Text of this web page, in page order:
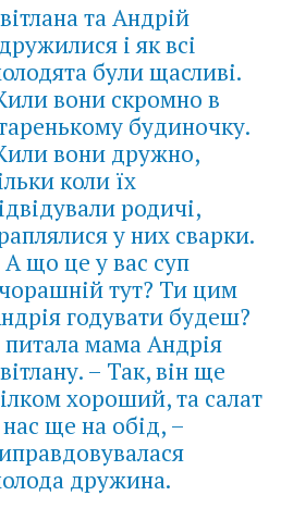
та Андрій
і як всі
були щасливі.
вони скромно в
будиночку.
вони дружно,
коли їх
родичі,
у них сварки.
А що це у вас суп
тут? Ти цим
годувати будеш?
питала мама Андрія
– Так, він ще
хороший, та салат
ще на обід, –
дружина.